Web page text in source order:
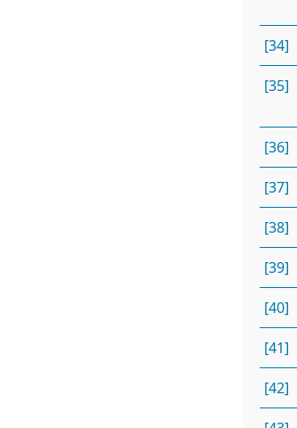
[34]
[35]
[36]
[37]
[38]
[39]
[40]
[41]
[42]